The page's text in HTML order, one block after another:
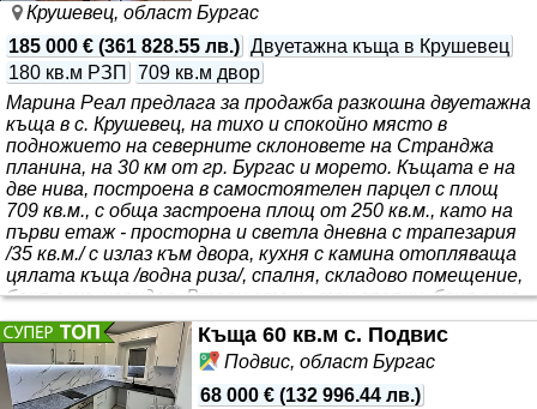
Крушевец, област Бургас
185 000 € (361 828.55 лв.) Двуетажна къща в Крушевец
180 кв.м РЗП
709 кв.м двор
Марина Реал предлага за продажба разкошна двуетажна
къща в с. Крушевец, на тихо и спокойно място в
подножието на северните склоновете на Странджа
планина, на 30 км от гр. Бургас и морето. Къщата е на
две нива, построена в самостоятелен парцел с площ
709 кв.м., с обща застроена площ от 250 кв.м., като на
първи етаж - просторна и светла дневна с трапезария
/35 кв.м./ с излаз към двора, кухня с камина отопляваща
цялата къща /водна риза/, спалня, складово помещение,
баня с wc, коридор. Втори етаж - три спални, баня с wc,
коридор и голяма веранда с живописни гледки към
планината. Напълно обзаведена..Къща 60 кв.м с. Подвис
Подвис, област Бургас
68 000 € (132 996.44 лв.)